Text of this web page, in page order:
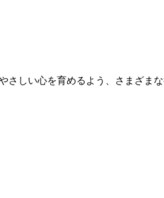
さしい心を育めるよう、さまざ